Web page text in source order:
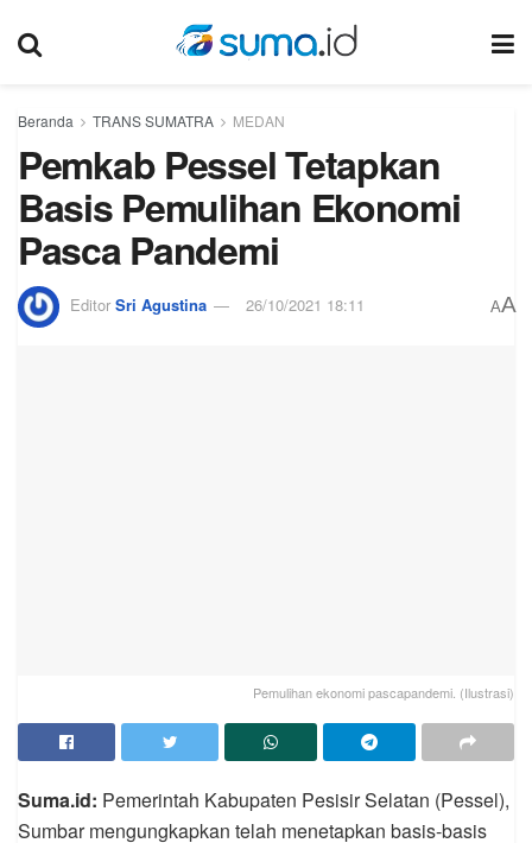
Beranda TRANS SUMATRA MEDAN
Pemkab Pessel Tetapkan
Basis Pemulihan Ekonomi
Pasca Pandemi
Editor Sri Agustina 26/10/2021 18:11 AA
Pemulihan ekonomi pascapandemi. (Ilustrasi)
Suma.id: Pemerintah Kabupaten Pesisir Selatan (Pessel),
Sumbar mengungkapkan telah menetapkan basis-basis